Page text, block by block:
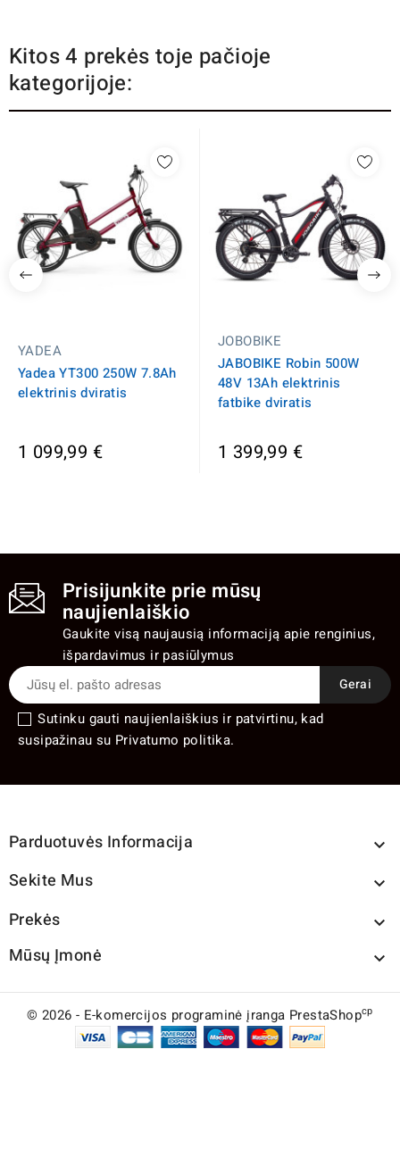
Kitos 4 prekės toje pačioje
kategorijoje:
YADEA
Yadea YT300 250W 7.8Ah
elektrinis dviratis
1 099,99 €
JOBOBIKE
JABOBIKE Robin 500W
48V 13Ah elektrinis
fatbike dviratis
1 399,99 €
Prisijunkite prie mūsų
naujienlaiškio
Gaukite visą naujausią informaciją apie renginius,
išpardavimus ir pasiūlymus
Sutinku gauti naujienlaiškius ir patvirtinu, kad
susipažinau su Privatumo politika.
Parduotuvės Informacija 
Sekite Mus 
Prekės 
Mūsų Įmonė 
© 2026 - E-komercijos programinė įranga PrestaShopcp